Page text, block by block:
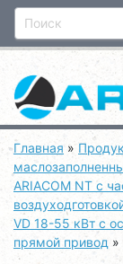
Главная »
ARIACOM NT с
VD 18-55 кВт с
прямой привод »